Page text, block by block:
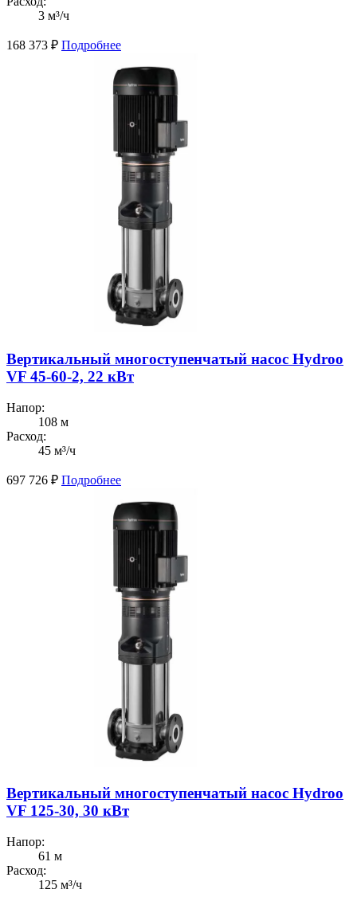
3 м³/ч
168 373 ₽ Подробнее
Вертикальный многоступенчатый насос Hydroo
VF 45-60-2, 22 кВт
Напор:
108 м
Расход:
45 м³/ч
697 726 ₽ Подробнее
Вертикальный многоступенчатый насос Hydroo
VF 125-30, 30 кВт
Напор:
61 м
Расход:
125 м³/ч